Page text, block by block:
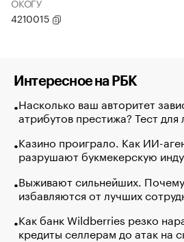
4210015
Интересное на РБК
Насколько ваш авторитет
атрибутов престижа? Тест для
Казино проиграло. Как ИИ-
разрушают букмекерскую
Выживают сильнейших.
избавляются от лучших
Как банк Wildberries резко
кредиты селлерам до атак на